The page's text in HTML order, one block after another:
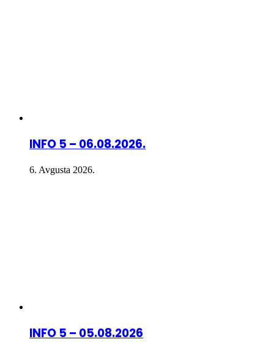
INFO 5 – 06.08.2026.
6. Avgusta 2026.
INFO 5 – 05.08.2026